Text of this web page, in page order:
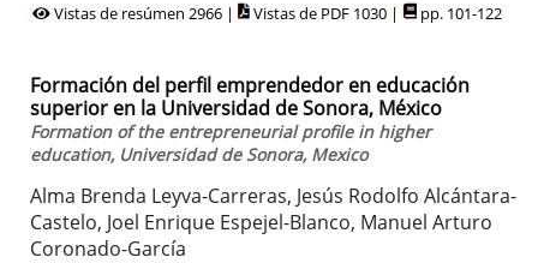
Vistas de resúmen 2966 | Vistas de PDF 1030 | pp. 101-122
Formación del perfil emprendedor en educación
superior en la Universidad de Sonora, México
Formation of the entrepreneurial profile in higher
education, Universidad de Sonora, Mexico
Alma Brenda Leyva-Carreras, Jesús Rodolfo Alcántara-
Castelo, Joel Enrique Espejel-Blanco, Manuel Arturo
Coronado-García